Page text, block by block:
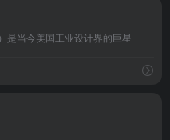
是当今美国工业设计界的巨星